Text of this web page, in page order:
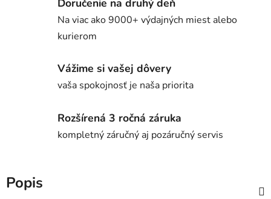
Doručenie na druhý deň
Na viac ako 9000+ výdajných miest alebo
kurierom
Vážime si vašej dôvery
vaša spokojnosť je naša priorita
Rozšírená 3 ročná záruka
kompletný záručný aj pozáručný servis
Popis